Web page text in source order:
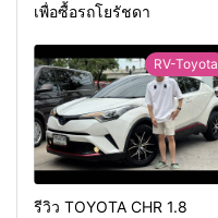
เพื่อซื้อรถโยรัชดา
RV-Toyota
รีวิว TOYOTA CHR 1.8